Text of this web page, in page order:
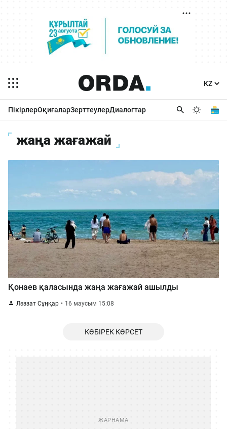
ПікірлерОқиғаларЗерттеулерДиалогтар
жаңа жағажай
Қонаев қаласында жаңа жағажай ашылды
Ләззат Сұңқар 16 маусым 15:08
КӨБІРЕК КӨРСЕТ